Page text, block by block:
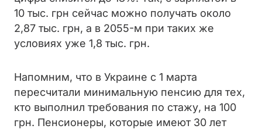
10 тыс. грн сейчас можно получать около
2,87 тыс. грн, а в 2055-м при таких же
условиях уже 1,8 тыс. грн.
Напомним, что в Украине с 1 марта
пересчитали минимальную пенсию для тех,
кто выполнил требования по стажу, на 100
грн. Пенсионеры, которые имеют 30 лет